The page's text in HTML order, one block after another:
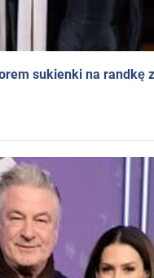
sukienki na randkę